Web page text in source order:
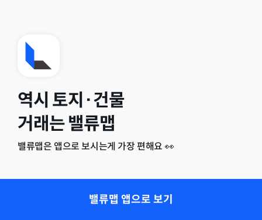
역시 토지·건물
거래는 밸류맵
밸류맵은 앱으로 보시는게 가장 편해요 👀
밸류맵 앱으로 보기